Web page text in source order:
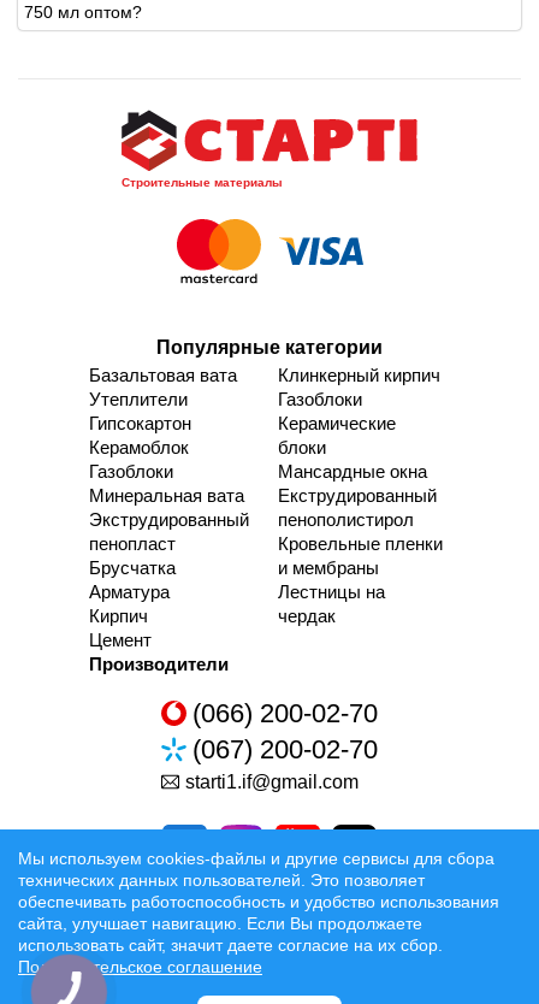
750 мл оптом?
Строительные материалы
Популярные категории
Базальтовая вата
Утеплители
Гипсокартон
Керамоблок
Газоблоки
Минеральная вата
Экструдированный
пенопласт
Брусчатка
Арматура
Кирпич
Цемент
Клинкерный кирпич
Газоблоки
Керамические
блоки
Мансардные окна
Екструдированный
пенополистирол
Кровельные пленки
и мембраны
Лестницы на
чердак
Производители
(066) 200-02-70
(067) 200-02-70
starti1.if@gmail.com
Разработка та Раскрутка сайтов
Мы используем cookies-файлы и другие сервисы для сбора
технических данных пользователей. Это позволяет
обеспечивать работоспособность и удобство использования
сайта, улучшает навигацию. Если Вы продолжаете
использовать сайт, значит даете согласие на их сбор.
Пользовательское соглашение